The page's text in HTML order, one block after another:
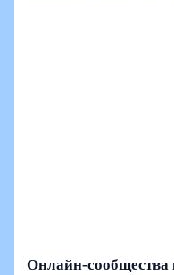
Онлайн-сообщества